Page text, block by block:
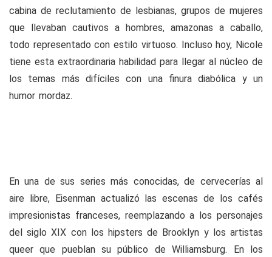
cabina de reclutamiento de lesbianas, grupos de mujeres
que llevaban cautivos a hombres, amazonas a caballo,
todo representado con estilo virtuoso. Incluso hoy, Nicole
tiene esta extraordinaria habilidad para llegar al núcleo de
los temas más difíciles con una finura diabólica y un
humor mordaz.
En una de sus series más conocidas, de cervecerías al
aire libre, Eisenman actualizó las escenas de los cafés
impresionistas franceses, reemplazando a los personajes
del siglo XIX con los hipsters de Brooklyn y los artistas
queer que pueblan su público de Williamsburg.
En los